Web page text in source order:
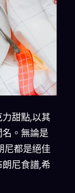
甜點,以其
。無論是
尼都是絕佳
尼食譜,希